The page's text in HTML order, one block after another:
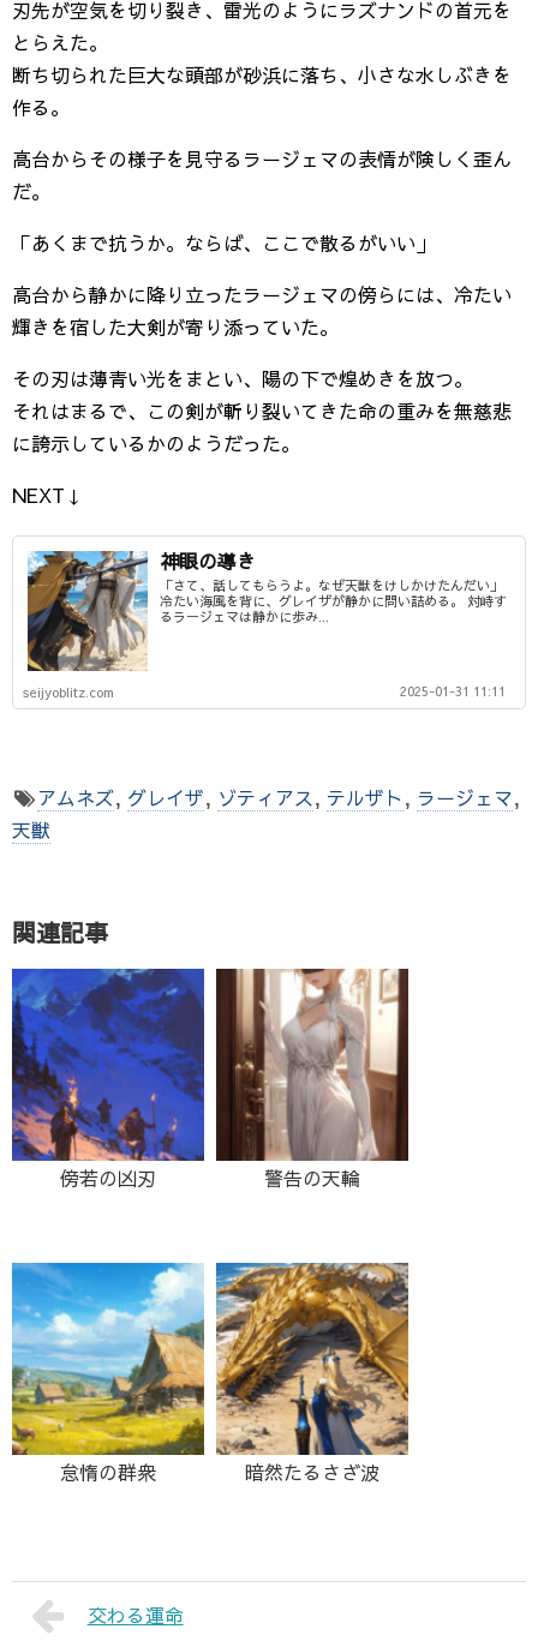
刃先が空気を切り裂き、雷光のようにラズナンドの首元を
とらえた。
断ち切られた巨大な頭部が砂浜に落ち、小さな水しぶきを
作る。
高台からその様子を見守るラージェマの表情が険しく歪ん
だ。
「あくまで抗うか。ならば、ここで散るがいい」
高台から静かに降り立ったラージェマの傍らには、冷たい
輝きを宿した大剣が寄り添っていた。
その刃は薄青い光をまとい、陽の下で煌めきを放つ。
それはまるで、この剣が斬り裂いてきた命の重みを無慈悲
に誇示しているかのようだった。
NEXT↓
神眼の導き
「さて、話してもらうよ。なぜ天獣をけしかけたんだい」
冷たい海風を背に、グレイザが静かに問い詰める。 対峙す
るラージェマは静かに歩み...
seijyoblitz.com 2025-01-31 11:11
アムネズ, グレイザ, ゾティアス, テルザト , ラージェマ,
天獣
関連記事
傍若の凶刃 警告の天輪
怠惰の群衆 暗然たるさざ波
交わる運命